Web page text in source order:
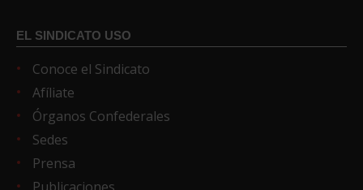
EL SINDICATO USO
Conoce el Sindicato
Afíliate
Órganos Confederales
Sedes
Prensa